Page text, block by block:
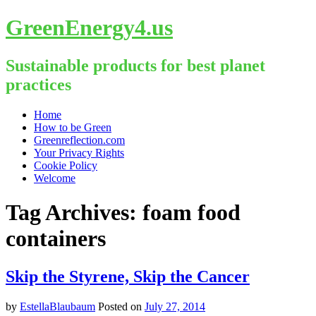
GreenEnergy4.us
Sustainable products for best planet
practices
Skip
content
Home
How to be Green
Greenreflection.com
Your Privacy Rights
Cookie Policy
Welcome
Tag Archives: foam food
containers
Skip the Styrene, Skip the Cancer
by EstellaBlaubaum Posted on July 27, 2014